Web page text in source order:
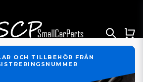
OCH TILLBEHÖR FRÅN